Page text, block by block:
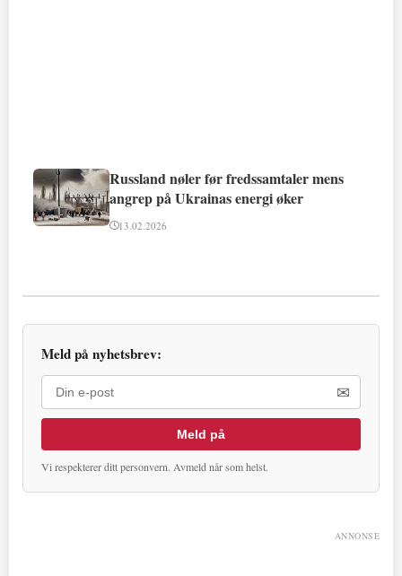
Russland nøler før fredssamtaler mens
angrep på Ukrainas energi øker
13.02.2026
Meld på nyhetsbrev:
✉
Meld på
Vi respekterer ditt personvern. Avmeld når som helst.
ANNONSE